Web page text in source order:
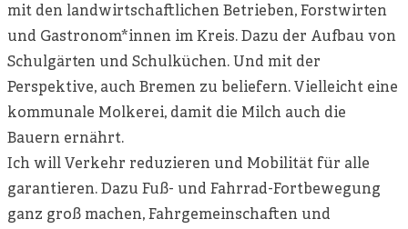
mit den landwirtschaftlichen Betrieben, Forstwirten
und Gastronom*innen im Kreis. Dazu der Aufbau von
Schulgärten und Schulküchen. Und mit der
Perspektive, auch Bremen zu beliefern. Vielleicht eine
kommunale Molkerei, damit die Milch auch die
Bauern ernährt.
Ich will Verkehr reduzieren und Mobilität für alle
garantieren. Dazu Fuß- und Fahrrad-Fortbewegung
ganz groß machen, Fahrgemeinschaften und